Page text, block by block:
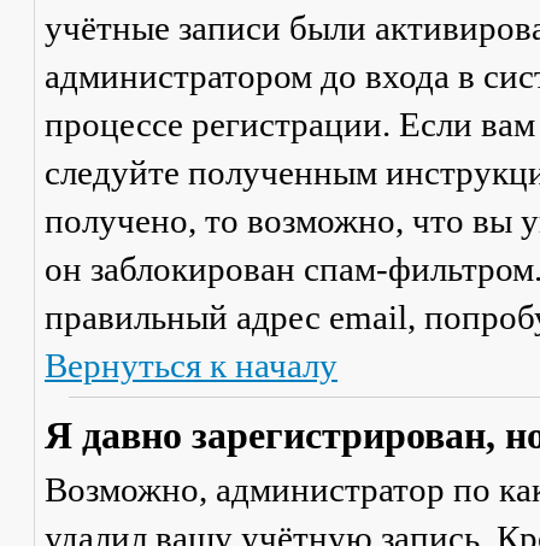
учётные записи были
администратором до входа в
процессе регистрации. Если
следуйте полученным
получено, то возможно, что вы
он заблокирован спам-
правильный адрес email,
Вернуться к началу
Я давно зарегистрирован,
Возможно, администратор по
удалил вашу учётную запись.